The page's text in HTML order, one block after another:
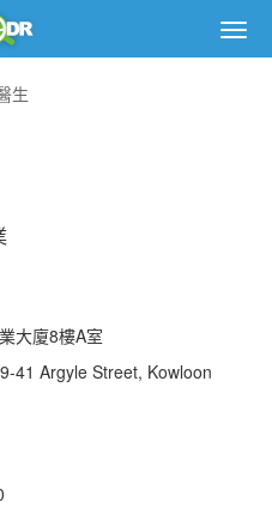
生
大廈8樓A室
41 Argyle Street, Kowloon